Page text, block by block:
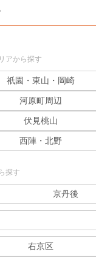
アから探す
祇園・東山・岡崎
河原町周辺
伏見桃山
西陣・北野
探す
京丹後
右京区